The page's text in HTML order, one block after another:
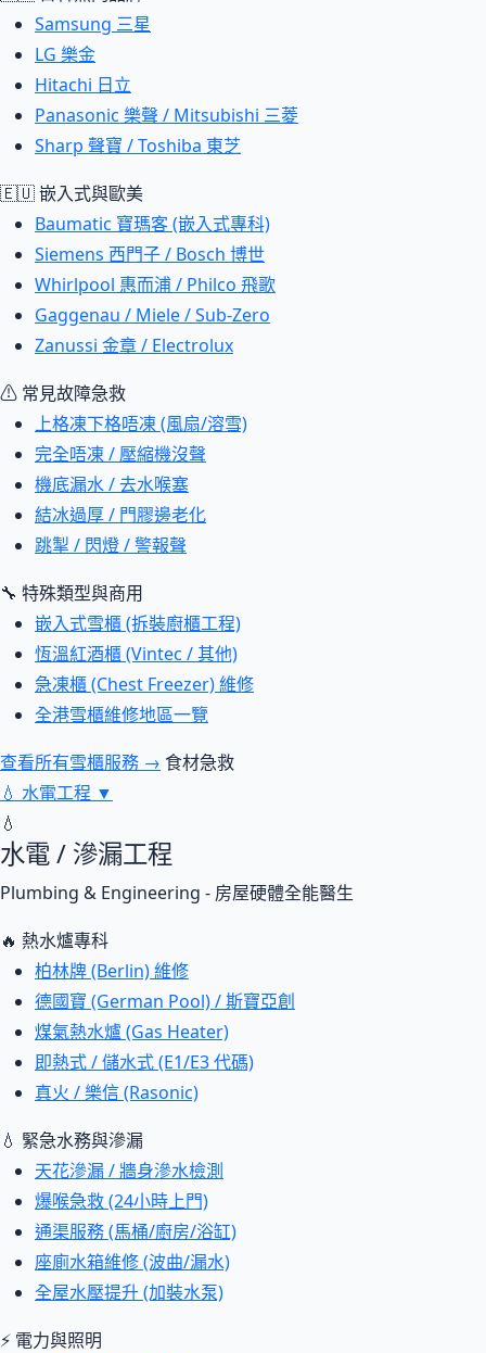
Samsung 三星
LG 樂金
Hitachi 日立
Panasonic 樂聲 / Mitsubishi 三菱
Sharp 聲寶 / Toshiba 東芝
🇪🇺 嵌入式與歐美
Baumatic 寶瑪客 (嵌入式專科)
Siemens 西門子 / Bosch 博世
Whirlpool 惠而浦 / Philco 飛歌
Gaggenau / Miele / Sub-Zero
Zanussi 金章 / Electrolux
⚠ 常見故障急救
上格凍下格唔凍 (風扇/溶雪)
完全唔凍 / 壓縮機沒聲
機底漏水 / 去水喉塞
結冰過厚 / 門膠邊老化
跳掣 / 閃燈 / 警報聲
🔧 特殊類型與商用
嵌入式雪櫃 (拆裝廚櫃工程)
恆溫紅酒櫃 (Vintec / 其他)
急凍櫃 (Chest Freezer) 維修
全港雪櫃維修地區一覽
查看所有雪櫃服務 → 食材急救
💧 水電工程 ▼
💧
水電 / 滲漏工程
Plumbing & Engineering - 房屋硬體全能醫生
🔥 熱水爐專科
柏林牌 (Berlin) 維修
德國寶 (German Pool) / 斯寶亞創
煤氣熱水爐 (Gas Heater)
即熱式 / 儲水式 (E1/E3 代碼)
真火 / 樂信 (Rasonic)
💧 緊急水務與滲漏
天花滲漏 / 牆身滲水檢測
爆喉急救 (24小時上門)
通渠服務 (馬桶/廚房/浴缸)
座廁水箱維修 (波曲/漏水)
全屋水壓提升 (加裝水泵)
⚡ 電力與照明